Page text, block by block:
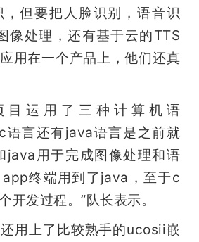
但要把人脸识别，语音识
像处理，还有基于云的TTS
用在一个产品上，他们还真
目运用了三种计算机语
语言还有java语言是之前就
java用于完成图像处理和语
终端用到了java，至于c
开发过程。”队长表示。
用上了比较熟手的ucosii嵌